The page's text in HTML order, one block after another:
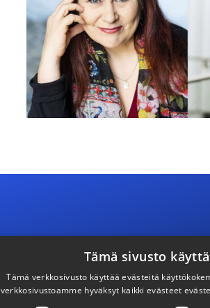
Tämä sivusto
Tämä verkkosivusto käyttää evästeitä
verkkosivustoamme hyväksyt kaikki evästeet